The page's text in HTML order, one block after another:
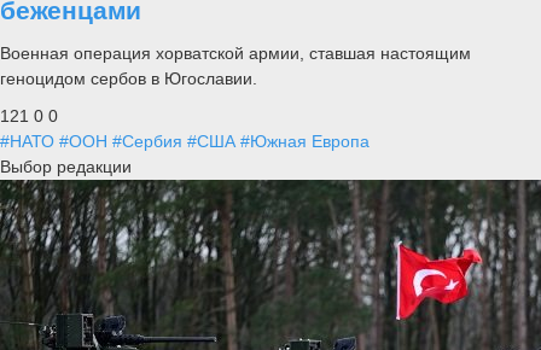
беженцами
Военная операция хорватской армии, ставшая настоящим
геноцидом сербов в Югославии.
121 0 0
#НАТО #ООН #Сербия #США #Южная Европа
Выбор редакции